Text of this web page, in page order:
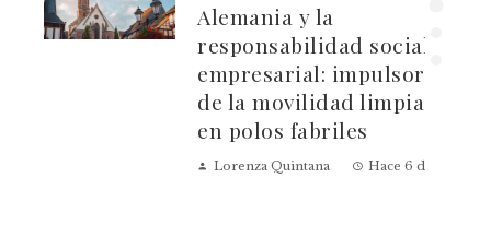
Alemania y la
responsabilidad social
empresarial: impulsores
de la movilidad limpia
en polos fabriles
Lorenza Quintana Hace 6 días